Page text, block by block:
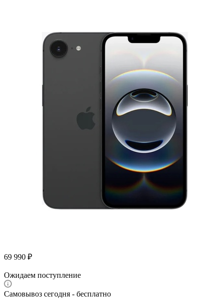
69 990 ₽
Ожидаем поступление
Самовывоз сегодня - бесплатно